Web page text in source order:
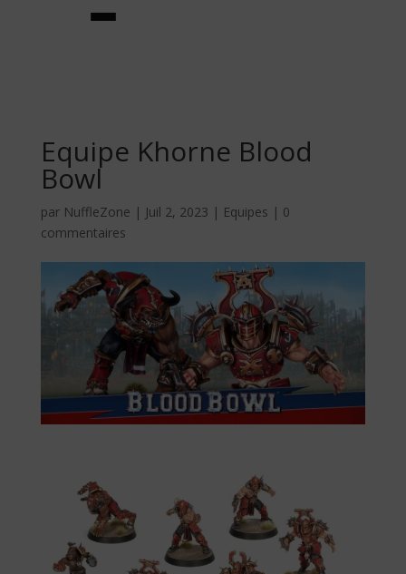
equipos
★jugadores estrella★
habilidades
Equipe Khorne Blood
Bowl
par NuffleZone | Juil 2, 2023 | Equipes | 0
commentaires